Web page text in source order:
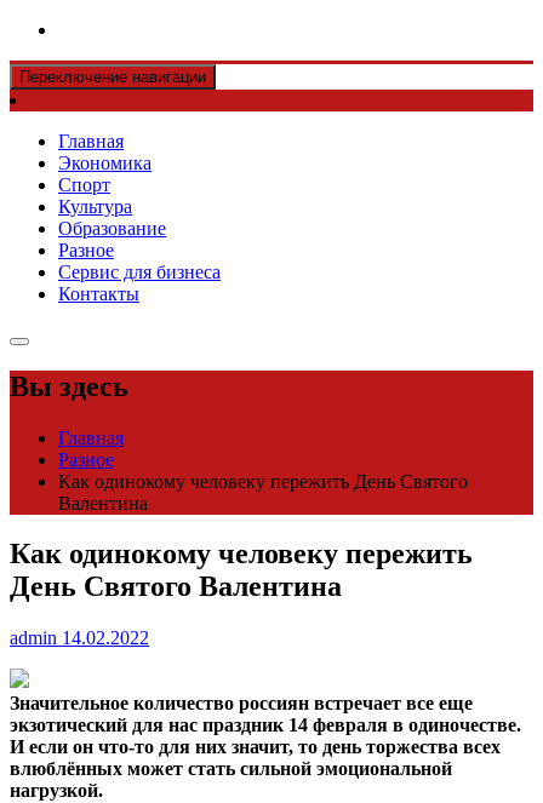
Переключение навигации
Главная
Экономика
Спорт
Культура
Образование
Разное
Сервис для бизнеса
Контакты
Вы здесь
Главная
Разное
Как одинокому человеку пережить День Святого
Валентина
Как одинокому человеку пережить
День Святого Валентина
admin 14.02.2022
Значительное количество россиян встречает все еще
экзотический для нас праздник 14 февраля в одиночестве.
И если он что-то для них значит, то день торжества всех
влюблённых может стать сильной эмоциональной
нагрузкой.